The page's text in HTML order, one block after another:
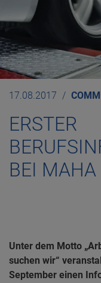
17.08.2017
ERSTER
BEI MAHA
Unter dem Motto
suchen wir“
September einen